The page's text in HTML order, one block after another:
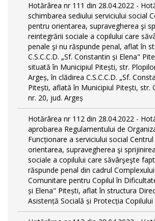
Hotărârea nr 111 din 28.04.2022 -
schimbarea sediului serviciului social
pentru orientarea, supravegherea şi
reintegrării sociale a copilului care
penale şi nu răspunde penal, aflat în
C.S.C.C.D. „Sf. Constantin și Elena"
situată în Municipiul Pitești, str.
Argeș, în clădirea C.S.C.C.D. „Sf.
Pitești, aflată în Municipiul Pitești, str.
nr. 20, jud. Argeș
Hotărârea nr 112 din 28.04.2022 -
aprobarea Regulamentului de
Funcționare a serviciului social
orientarea, supravegherea şi
sociale a copilului care săvârşeşte
răspunde penal din cadrul
Comunitare pentru Copilul în
și Elena" Pitești, aflat în structura
Asistență Socială și Protecția Copilului